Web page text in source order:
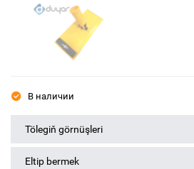
В наличии
Tölegiň görnüşleri
Eltip bermek